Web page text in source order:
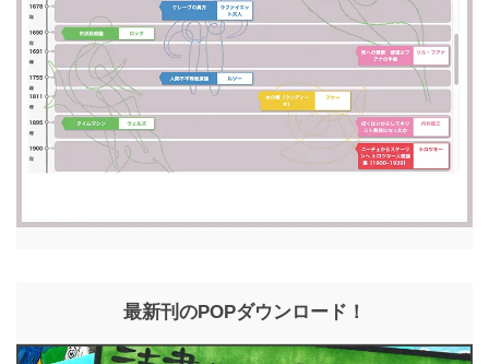
最新刊のPOPダウンロード！